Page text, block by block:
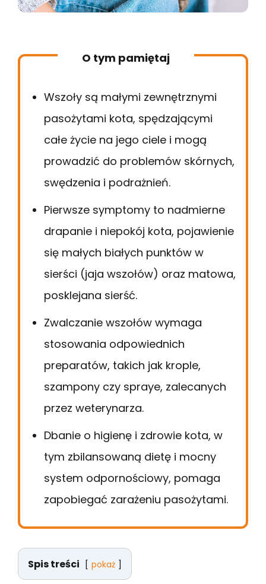
O tym pamiętaj
Wszoły są małymi zewnętrznymi
pasożytami kota, spędzającymi
całe życie na jego ciele i mogą
prowadzić do problemów skórnych,
swędzenia i podrażnień.
Pierwsze symptomy to nadmierne
drapanie i niepokój kota, pojawienie
się małych białych punktów w
sierści (jaja wszołów) oraz matowa,
posklejana sierść.
Zwalczanie wszołów wymaga
stosowania odpowiednich
preparatów, takich jak krople,
szampony czy spraye, zalecanych
przez weterynarza.
Dbanie o higienę i zdrowie kota, w
tym zbilansowaną dietę i mocny
system odpornościowy, pomaga
zapobiegać zarażeniu pasożytami.
Spis treści pokaż